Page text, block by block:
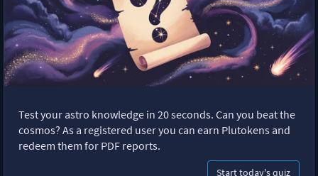
Test your astro knowledge in 20 seconds. Can you beat the
cosmos? As a registered user you can earn Plutokens and
redeem them for PDF reports.
Start today's quiz